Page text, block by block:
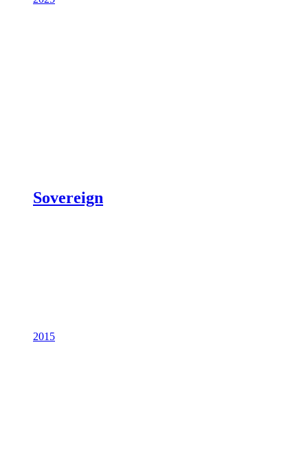
Sovereign
2015